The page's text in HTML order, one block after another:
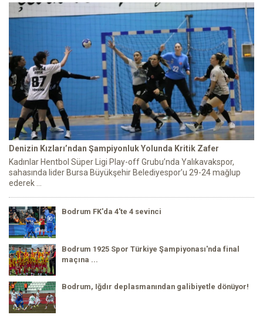
Denizin Kızları’ndan Şampiyonluk Yolunda Kritik Zafer
Kadınlar Hentbol Süper Ligi Play-off Grubu’nda Yalıkavakspor,
sahasında lider Bursa Büyükşehir Belediyespor’u 29-24 mağlup
ederek ...
Bodrum FK'da 4'te 4 sevinci
Bodrum 1925 Spor Türkiye Şampiyonası'nda final
maçına ...
Bodrum, Iğdır deplasmanından galibiyetle dönüyor!